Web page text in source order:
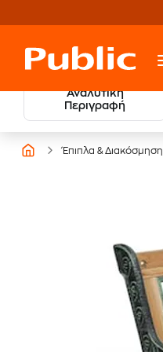
Αναλυτική
Περιγραφή
Έπιπλα & Διακόσμηση